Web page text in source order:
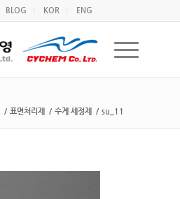
BLOG KOR ENG
/ 표면처리제 / 수계 세정제 / su_11